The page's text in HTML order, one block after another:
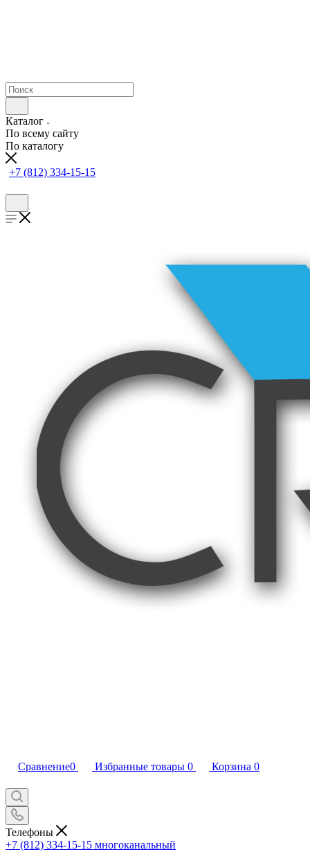
Каталог
По всему сайту
По каталогу
+7 (812) 334-15-15
Сравнение0 Избранные товары 0 Корзина 0
Телефоны
+7 (812) 334-15-15 многоканальный